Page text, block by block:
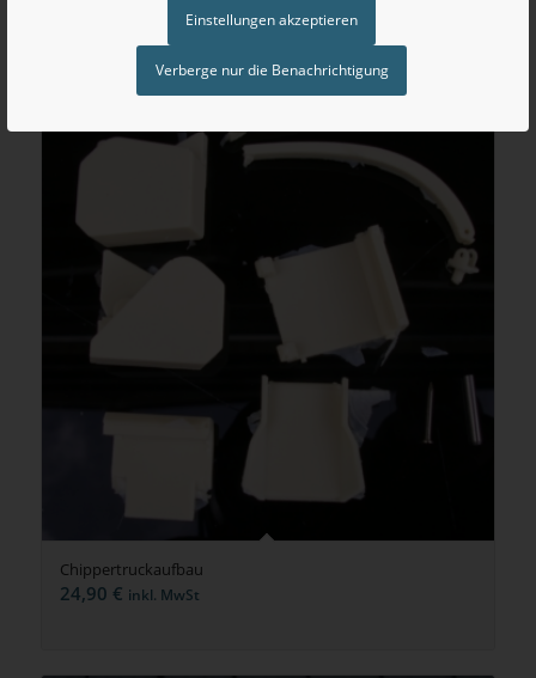
Einstellungen akzeptieren
Verberge nur die Benachrichtigung
Chippertruckaufbau
24,90 € inkl. MwSt